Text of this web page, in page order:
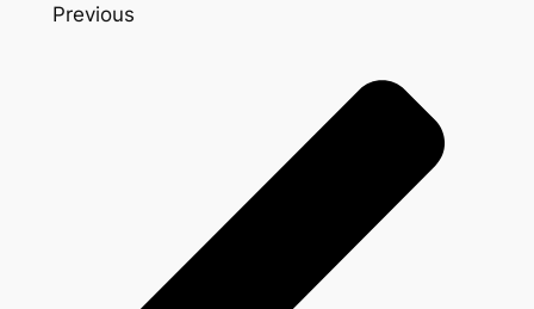
Previous